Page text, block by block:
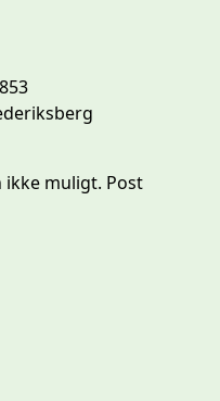
ikke muligt. Post